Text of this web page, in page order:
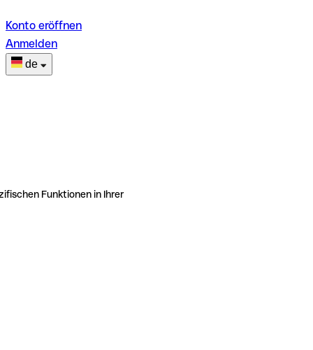
Konto eröffnen
Anmelden
de
Funktionen in Ihrer